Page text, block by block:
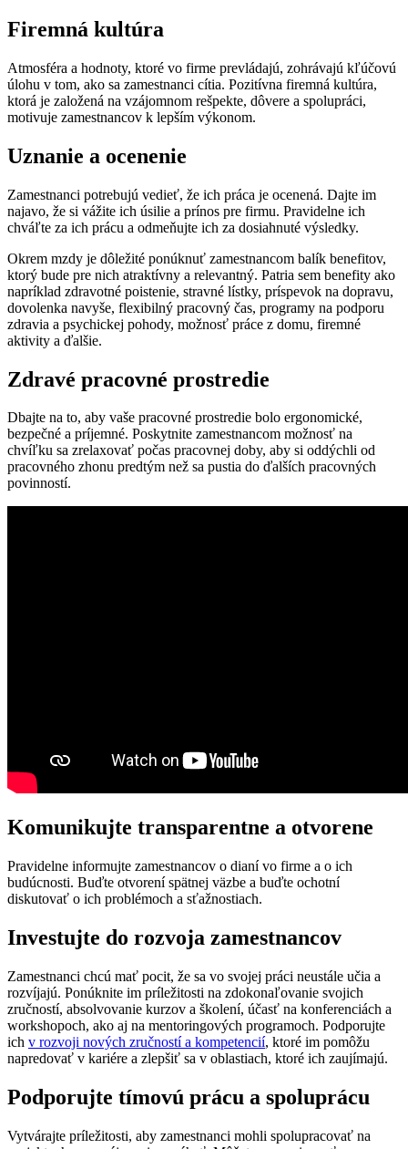
Firemná kultúra
Atmosféra a hodnoty, ktoré vo firme prevládajú, zohrávajú kľúčovú
úlohu v tom, ako sa zamestnanci cítia. Pozitívna firemná kultúra,
ktorá je založená na vzájomnom rešpekte, dôvere a spolupráci,
motivuje zamestnancov k lepším výkonom.
Uznanie a ocenenie
Zamestnanci potrebujú vedieť, že ich práca je ocenená. Dajte im
najavo, že si vážite ich úsilie a prínos pre firmu. Pravidelne ich
chváľte za ich prácu a odmeňujte ich za dosiahnuté výsledky.
Okrem mzdy je dôležité ponúknuť zamestnancom balík benefitov,
ktorý bude pre nich atraktívny a relevantný. Patria sem benefity ako
napríklad zdravotné poistenie, stravné lístky, príspevok na dopravu,
dovolenka navyše, flexibilný pracovný čas, programy na podporu
zdravia a psychickej pohody, možnosť práce z domu, firemné
aktivity a ďalšie.
Zdravé pracovné prostredie
Dbajte na to, aby vaše pracovné prostredie bolo ergonomické,
bezpečné a príjemné. Poskytnite zamestnancom možnosť na
chvíľku sa zrelaxovať počas pracovnej doby, aby si oddýchli od
pracovného zhonu predtým než sa pustia do ďalších pracovných
povinností.
Komunikujte transparentne a otvorene
Pravidelne informujte zamestnancov o dianí vo firme a o ich
budúcnosti. Buďte otvorení spätnej väzbe a buďte ochotní
diskutovať o ich problémoch a sťažnostiach.
Investujte do rozvoja zamestnancov
Zamestnanci chcú mať pocit, že sa vo svojej práci neustále učia a
rozvíjajú. Ponúknite im príležitosti na zdokonaľovanie svojich
zručností, absolvovanie kurzov a školení, účasť na konferenciách a
workshopoch, ako aj na mentoringových programoch. Podporujte
ich v rozvoji nových zručností a kompetencií, ktoré im pomôžu
napredovať v kariére a zlepšiť sa v oblastiach, ktoré ich zaujímajú.
Podporujte tímovú prácu a spoluprácu
Vytvárajte príležitosti, aby zamestnanci mohli spolupracovať na